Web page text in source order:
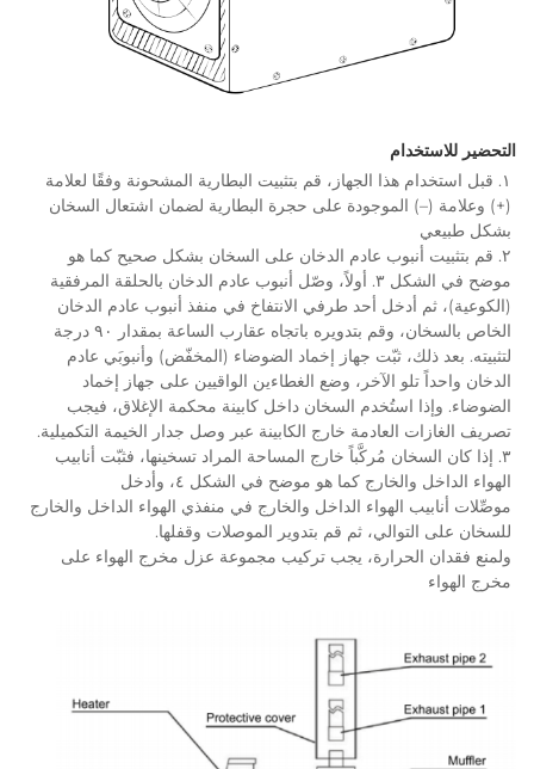
١. قبل استخدام هذا الجهاز، قم بتثبيت البطارية المشحونة وفقًا لعلامة
(+) وعلامة (–) الموجودة على حجرة البطارية لضمان اشتعال السخان
٢. قم بتثبيت أنبوب عادم الدخان على السخان بشكل صحيح كما هو
موضح في الشكل ٣. أولاً، وصّل أنبوب عادم الدخان بالحلقة المرفقية
(الكوعية)، ثم أدخل أحد طرفي الانتفاخ في منفذ أنبوب عادم الدخان
الخاص بالسخان، وقم بتدويره باتجاه عقارب الساعة بمقدار ٩٠ درجة
لتثبيته. بعد ذلك، ثبّت جهاز إخماد الضوضاء (المخفّض) وأنبوبَي عادم
الدخان واحداً تلو الآخر، وضع الغطاءين الواقيين على جهاز إخماد
الضوضاء. وإذا استُخدم السخان داخل كابينة محكمة الإغلاق، فيجب
خارج الكابينة عبر وصل جدار الخيمة التكميلية.
٣. إذا كان السخان مُركَّباً خارج المساحة المراد تسخينها، فثبّت أنابيب
كما هو موضح في الشكل ٤، وأدخل
موصِّلات أنابيب الهواء الداخل والخارج في منفذي الهواء الداخل والخارج
ثم قم بتدوير الموصلات وقفلها.
ولمنع فقدان الحرارة، يجب تركيب مجموعة عزل مخرج الهواء على